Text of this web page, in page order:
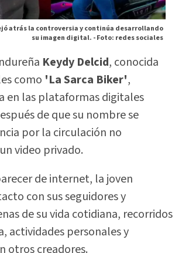
atrás la controversia y continúa desarrollando
su imagen digital. -Foto: redes sociales
Keydy Delcid, conocida
como 'La Sarca Biker',
en las plataformas digitales
de que su nombre se
por la circulación no
video privado.
de internet, la joven
con sus seguidores y
de su vida cotidiana, recorridos
actividades personales y
otros creadores.